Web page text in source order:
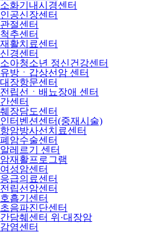
소화기내시경센터
인공신장센터
관절센터
척추센터
재활치료센터
신경센터
소아청소년 정신건강센터
유방ㆍ갑상선암 센터
대장항문센터
전립선ㆍ배뇨장애 센터
간센터
췌장담도센터
인터벤션센터(중재시술)
항암방사선치료센터
폐암수술센터
알레르기 센터
암재활프로그램
여성암센터
응급의료센터
전립선암센터
호흡기센터
초음파진단센터
간담췌센터 위·대장암
감염센터